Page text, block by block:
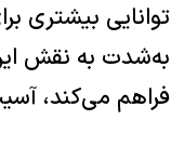
توانایی بیشتری
به‌شدت به نقش
فراهم می‌کند،